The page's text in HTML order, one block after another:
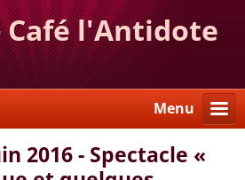
Café l'Antidote
Menu
2016 - Spectacle «